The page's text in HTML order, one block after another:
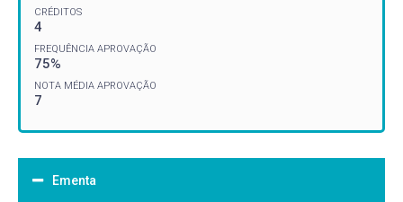
CRÉDITOS
4
FREQUÊNCIA APROVAÇÃO
75%
NOTA MÉDIA APROVAÇÃO
7
Ementa